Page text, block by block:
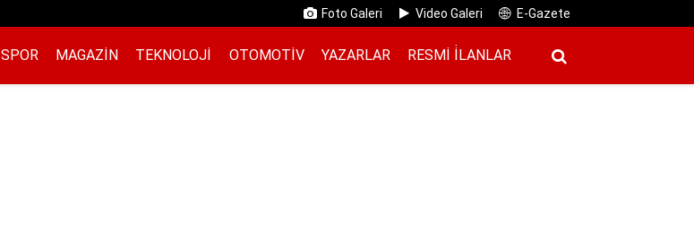
Foto Galeri Video Galeri E-Gazete
SPOR MAGAZIN TEKNOLOJI OTOMOTIV YAZARLAR RESMI İ̇LANLAR